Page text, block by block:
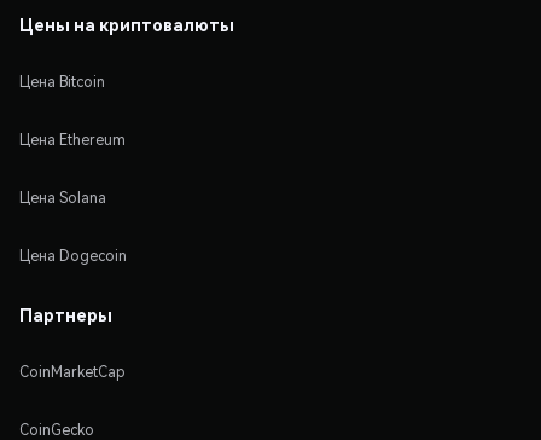
Цены на криптовалюты
Цена Bitcoin
Цена Ethereum
Цена Solana
Цена Dogecoin
Партнеры
CoinMarketCap
CoinGecko